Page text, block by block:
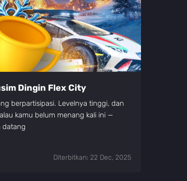
Dingin Flex City
berpartisipasi. Levelnya tinggi, dan
kamu belum menang kali ini —
datang
Diterbitkan: 22 Dec, 2025